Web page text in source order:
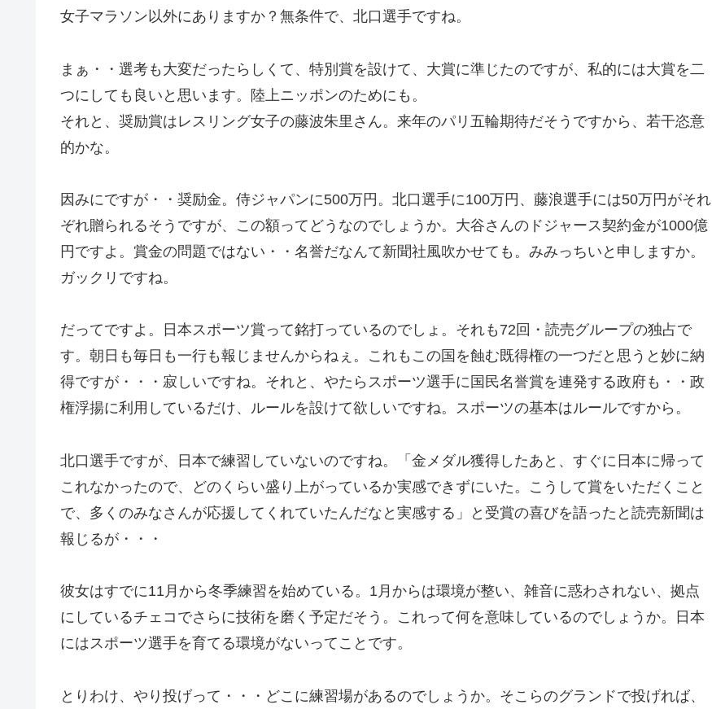
女子マラソン以外にありますか？無条件で、北口選手ですね。
まぁ・・選考も大変だったらしくて、特別賞を設けて、大賞に準じたのですが、私的には大賞を二
つにしても良いと思います。陸上ニッポンのためにも。
それと、奨励賞はレスリング女子の藤波朱里さん。来年のパリ五輪期待だそうですから、若干恣意
的かな。
因みにですが・・奨励金。侍ジャパンに500万円。北口選手に100万円、藤浪選手には50万円がそれ
ぞれ贈られるそうですが、この額ってどうなのでしょうか。大谷さんのドジャース契約金が1000億
円ですよ。賞金の問題ではない・・名誉だなんて新聞社風吹かせても。みみっちいと申しますか。
ガックリですね。
だってですよ。日本スポーツ賞って銘打っているのでしょ。それも72回・読売グループの独占で
す。朝日も毎日も一行も報じませんからねぇ。これもこの国を蝕む既得権の一つだと思うと妙に納
得ですが・・・寂しいですね。それと、やたらスポーツ選手に国民名誉賞を連発する政府も・・政
権浮揚に利用しているだけ、ルールを設けて欲しいですね。スポーツの基本はルールですから。
北口選手ですが、日本で練習していないのですね。「金メダル獲得したあと、すぐに日本に帰って
これなかったので、どのくらい盛り上がっているか実感できずにいた。こうして賞をいただくこと
で、多くのみなさんが応援してくれていたんだなと実感する」と受賞の喜びを語ったと読売新聞は
報じるが・・・
彼女はすでに11月から冬季練習を始めている。1月からは環境が整い、雑音に惑わされない、拠点
にしているチェコでさらに技術を磨く予定だそう。これって何を意味しているのでしょうか。日本
にはスポーツ選手を育てる環境がないってことです。
とりわけ、やり投げって・・・どこに練習場があるのでしょうか。そこらのグランドで投げれば、